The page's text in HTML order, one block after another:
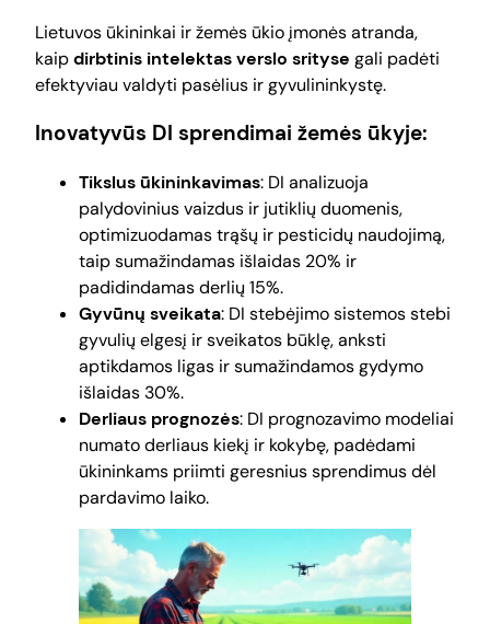
Lietuvos ūkininkai ir žemės ūkio įmonės atranda,
kaipdirbtinis intelektas verslo srityse gali padėti
efektyviau valdyti pasėlius ir gyvulininkystę.
Inovatyvūs DI sprendimai žemės ūkyje:
Tikslus ūkininkavimas: DI analizuoja
palydovinius vaizdus ir jutiklių duomenis,
optimizuodamas trąšų ir pesticidų naudojimą,
taip sumažindamas išlaidas 20% ir
padidindamas derlių 15%.
Gyvūnų sveikata: DI stebėjimo sistemos stebi
gyvulių elgesį ir sveikatos būklę, anksti
aptikdamos ligas ir sumažindamos gydymo
išlaidas 30%.
Derliaus prognozės: DI prognozavimo modeliai
numato derliaus kiekį ir kokybę, padėdami
ūkininkams priimti geresnius sprendimus dėl
pardavimo laiko.